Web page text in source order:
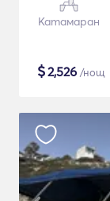
Катамаран
$2,526 /нощ